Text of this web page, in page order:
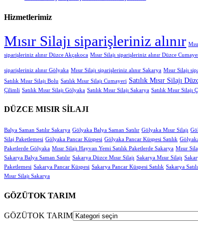
Hizmetlerimiz
Mısır Silajı siparişleriniz alınır
siparişleriniz alınır Düzce Akçakoca Mısır Silajı siparişleriniz alınır Düzce
siparişleriniz alınır Gölyaka Mısır Silajı siparişleriniz alınır Sakarya Mısır Silajı
Satılık Mısır Silajı Bolu Satılık Mısır Silajı Cumayeri Satılık Mısır Silajı
Çilimli Satılık Mısır Silajı Gölyaka Satılık Mısır Silajı Sakarya Satılık Mısır Silajı
DÜZCE MISIR SİLAJI
Balya Saman Satılır Sakarya Gölyaka Balya Saman Satılır Gölyaka Mısır Silajı
Silaj Paketlemesi Gölyaka Pancar Küspesi Gölyaka Pancar Küspesi Satılık
Paketlerde Gölyaka Mısır Silajı Hayvan Yemi Satılık Paketlerde Sakarya Mısır
Sakarya Balya Saman Satılır Sakarya Düzce Mısır Silajı Sakarya Mısır Silajı
Paketlemesi Sakarya Pancar Küspesi Sakarya Pancar Küspesi Satılık Sakarya
Mısır Silajı Sakarya
GÖZÜTOK TARIM
GÖZÜTOK TARIM